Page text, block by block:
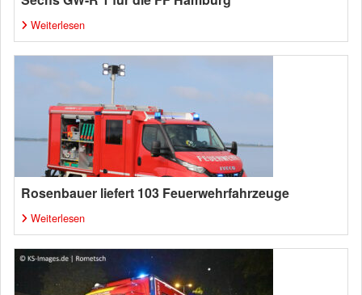
Weiterlesen
Rosenbauer liefert 103 Feuerwehrfahrzeuge
Weiterlesen